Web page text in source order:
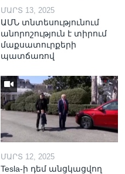
ՄԱՐՏ 13, 2025
ԱՄՆ տնտեսությունում
անորոշություն է տիրում
մաքսատուրքերի
պատճառով
ՄԱՐՏ 12, 2025
Tesla-ի դեմ անցկացվող